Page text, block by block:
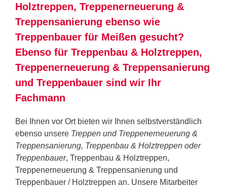
Holztreppen, Treppenerneuerung &
Treppensanierung ebenso wie
Treppenbauer für Meißen gesucht?
Ebenso für Treppenbau & Holztreppen,
Treppenerneuerung & Treppensanierung
und Treppenbauer sind wir Ihr
Fachmann
Bei Ihnen vor Ort bieten wir Ihnen selbstverständlich
ebenso unsere Treppen und Treppenerneuerung &
Treppensanierung, Treppenbau & Holztreppen oder
Treppenbauer, Treppenbau & Holztreppen,
Treppenerneuerung & Treppensanierung und
Treppenbauer / Holztreppen an. Unsere Mitarbeiter